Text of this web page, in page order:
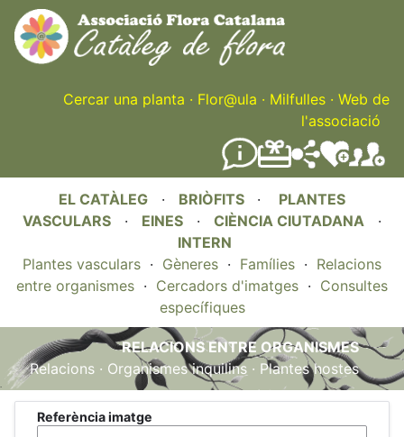
Skip
to
main
content
Cercar una planta · Flor@ula · Milfulles · Web de
l'associació
EL CATÀLEG · BRIÒFITS · PLANTES
VASCULARS · EINES · CIÈNCIA CIUTADANA ·
INTERN
Plantes vasculars · Gèneres · Famílies · Relacions
entre organismes · Cercadors d'imatges · Consultes
específiques
RELACIONS ENTRE ORGANISMES
Relacions · Organismes inquilins · Plantes hostes
Referència imatge